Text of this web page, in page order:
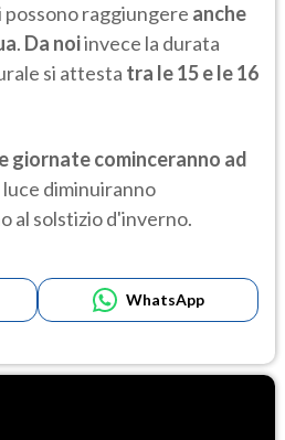
raggiungere anche
. Da noiinvece la durata
si attesta tra le 15 e le 16
giornate cominceranno ad
luce diminuiranno
al solstizio d'inverno.
WhatsApp